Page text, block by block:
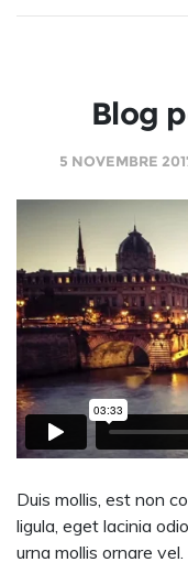
Blog
5 NOVEMBRE
Duis mollis, est non
ligula, eget lacinia
urna mollis ornare